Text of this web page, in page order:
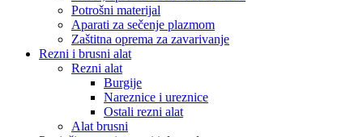
Potrošni materijal
Aparati za sečenje plazmom
Zaštitna oprema za zavarivanje
Rezni i brusni alat
Rezni alat
Burgije
Nareznice i ureznice
Ostali rezni alat
Alat brusni